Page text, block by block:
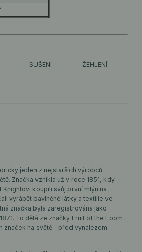
SUŠENÍ
ŽEHLENÍ
jeden z nejstarších výrobců
Značka vznikla už v roce 1851, kdy
Knightovi koupili svůj první mlýn na
vyrábět bavlněné látky a textilie ve
značka byla zaregistrována jako
To dělá ze značky Fruit of the Loom
značek na světě – před vynálezem